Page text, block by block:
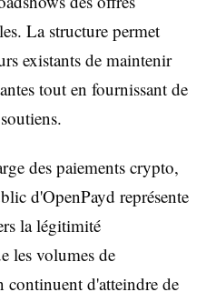
La structure permet
existants de maintenir
tout en fournissant de
des paiements crypto,
d'OpenPayd représente
la légitimité
les volumes de
continuent d'atteindre de